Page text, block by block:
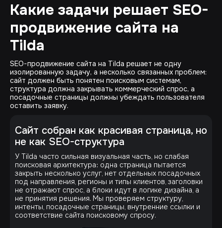
Какие задачи решает SEO-
продвижение сайта на
Tilda
SEO-продвижение сайта на Tilda решает не одну
изолированную задачу, а несколько связанных проблем:
сайт должен быть понятен поисковым системам,
структура должна закрывать коммерческий спрос, а
посадочные страницы должны убеждать пользователя
оставить заявку.
Сайт собран как красивая страница, но
не как SEO-структура
У Tilda часто сильная визуальная часть, но слабая
поисковая архитектура: одна страница пытается
закрыть несколько услуг, нет отдельных посадочных
под направления, регионы и типы клиентов, заголовки
не отражают спрос, а блоки идут в логике дизайна, а
не принятия решения. Мы проверяем структуру,
интенты, посадочные страницы, внутренние ссылки и
соответствие сайта поисковому спросу.